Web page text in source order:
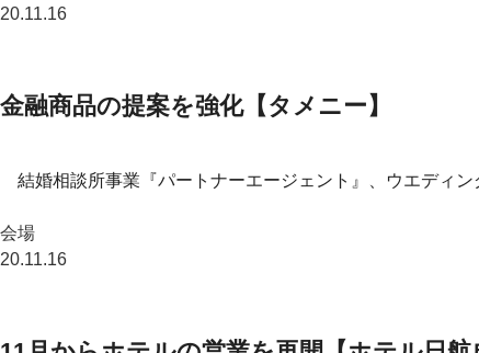
20.11.16
金融商品の提案を強化【タメニー】
結婚相談所事業『パートナーエージェント』、ウエディ
会場
20.11.16